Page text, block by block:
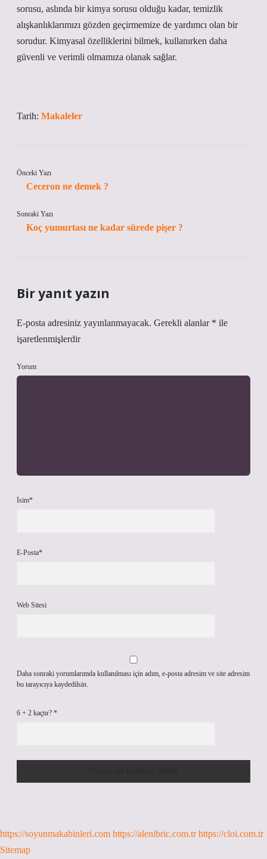
sorusu, aslında bir kimya sorusu olduğu kadar, temizlik
alışkanlıklarımızı gözden geçirmemize de yardımcı olan bir
sorudur. Kimyasal özelliklerini bilmek, kullanırken daha
güvenli ve verimli olmamıza olanak sağlar.
Tarih: Makaleler
Önceki Yazı
Ceceron ne demek ?
Sonraki Yazı
Koç yumurtası ne kadar sürede pişer ?
Bir yanıt yazın
E-posta adresiniz yayınlanmayacak. Gerekli alanlar * ile
işaretlenmişlerdir
Yorum
İsim*
E-Posta*
Web Sitesi
Daha sonraki yorumlarımda kullanılması için adım, e-posta adresim ve site adresim
bu tarayıcıya kaydedilsin.
6 + 2 kaçtır? *
https://soyunmakabinleri.com https://alenibric.com.tr https://cloi.com.tr
Sitemap